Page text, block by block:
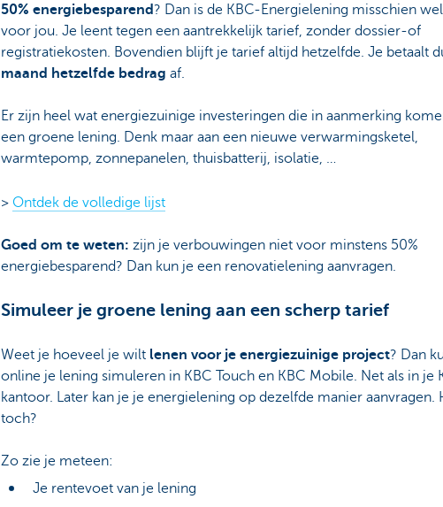
50% energiebesparend ? Dan is de KBC-Energielening misschien
voor jou. Je leent tegen een aantrekkelijk tarief, zonder dossier-of
registratiekosten. Bovendien blijft je tarief altijd hetzelfde. Je betaalt
maand hetzelfde bedrag af.
Er zijn heel wat energiezuinige investeringen die in aanmerking
een groene lening. Denk maar aan een nieuwe verwarmingsketel,
warmtepomp, zonnepanelen, thuisbatterij, isolatie, …
> Ontdek de volledige lijst
Goed om te weten: zijn je verbouwingen niet voor minstens 50%
energiebesparend? Dan kun je een renovatielening aanvragen.
Simuleer je groene lening aan een scherp tarief
Weet je hoeveel je wiltlenen voor je energiezuinige project? Dan
online je lening simuleren in KBC Touch en KBC Mobile. Net als in je
kantoor. Later kan je je energielening op dezelfde manier aanvragen.
toch?
Zo zie je meteen:
Je rentevoet van je lening